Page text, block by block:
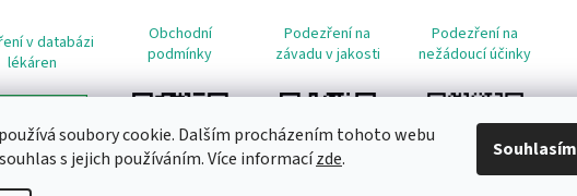
soubory cookie. Dalším procházením tohoto webu
s jejich používáním. Více informacízde. Souhlasím
v databázi
lékáren
Obchodní
podmínky
Podezření na
závadu v jakosti
Podezření na
nežádoucí účinky